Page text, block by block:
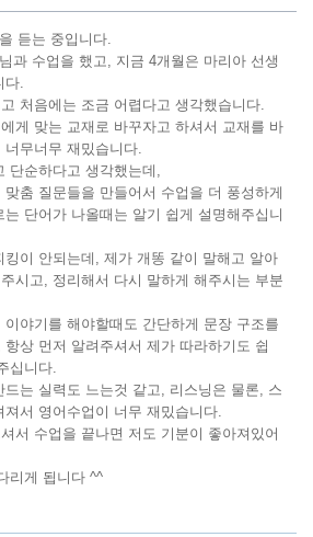
듣는 중입니다.
과 수업을 했고, 지금 4개월은 마리아 선생
다.
처음에는 조금 어렵다고 생각했습니다.
게 맞는 교재로 바꾸자고 하셔서 교재를 바
무너무 재밌습니다.
단순하다고 생각했는데,
춤 질문들을 만들어서 수업을 더 풍성하게
단어가 나올때는 알기 쉽게 설명해주십니
킹이 안되는데, 제가 개똥 같이 말해고 알아
시고, 정리해서 다시 말하게 해주시는 부분
야기를 해야할때도 간단하게 문장 구조를
상 먼저 알려주셔서 제가 따라하기도 쉽
십니다.
드는 실력도 느는것 같고, 리스닝은 물론, 스
서 영어수업이 너무 재밌습니다.
서 수업을 끝나면 저도 기분이 좋아져있어
리게 됩니다 ^^